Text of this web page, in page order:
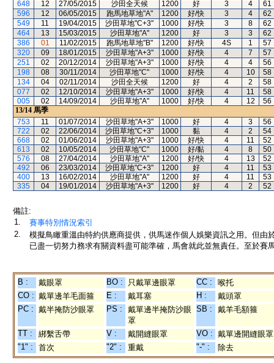
648
12 27/05/2015 沙田全天候 1200 好 3 4
61
596
12 06/05/2015 跑馬地草地"A" 1200 好/快 3 4
62
549
11 19/04/2015 沙田草地"C+3" 1000 好/快 3 8
62
464
13 15/03/2015 沙田草地"A" 1200 好 3 3
62
386
01 11/02/2015 跑馬地草地"B" 1200 好/快 4S 1
57
320
09 18/01/2015 沙田草地"A+3" 1000 好/快 4 7
57
251
02 20/12/2014 沙田草地"A+3" 1000 好/快 4 4
56
198
08 30/11/2014 沙田草地"C" 1000 好/快 4 10
58
134
04 02/11/2014 沙田全天候 1200 好 4 2
58
077
02 12/10/2014 沙田草地"A+3" 1000 好/快 4 11
58
005
02 14/09/2014 沙田草地"A" 1000 好/快 4 12
56
13/14 馬季
753
11 01/07/2014 沙田草地"A+3" 1000 好 4 3
56
722
02 22/06/2014 沙田草地"C+3" 1000 黏 4 2
54
668
02 01/06/2014 沙田草地"A+3" 1000 好/快 4 11
52
613
02 10/05/2014 沙田草地"C" 1000 好/黏 4 8
50
576
08 27/04/2014 沙田草地"A" 1200 好/快 4 13
52
492
06 23/03/2014 沙田草地"C+3" 1200 好 4 11
53
400
13 16/02/2014 沙田草地"A" 1200 好 4 11
53
335
04 19/01/2014 沙田草地"A+3" 1200 好 4 2 52
備註:
1.
賽事特別情況索引
2.
模擬鳥瞰重溫由特約供應商提供，供馬迷作個人娛樂資訊之用。但
已盡一切努力務求有關資料盡可能準確，馬會就此並無責任。至於賽
B : 戴眼罩 BO : 只戴單邊眼罩 CC :
喉托
CO : 戴單邊羊毛面箍 E : 戴耳塞 H :
戴頭罩
PC : 戴半掩防沙眼罩 PS :
戴單邊半掩防沙眼
罩
SB : 戴羊毛額箍
TT : 綁繫舌帶 V : 戴開縫眼罩 VO : 戴單邊開縫眼罩
"1" :
首次 "2" : 重戴 "-" : 除去